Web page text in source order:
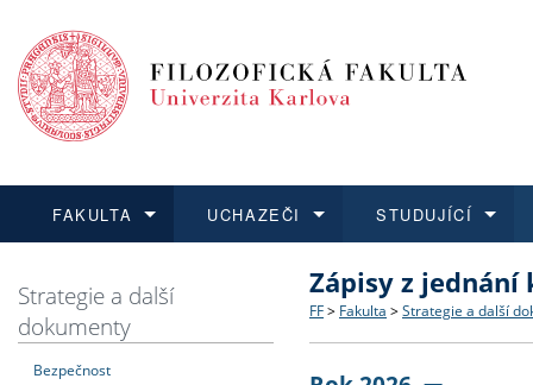
FAKULTA
Dozvědět se více
Struktura a historie
Strategie a další
UCHAZEČI
Podat přihlášku
Co studovat a jak se
Učitelské studijní
STUDUJÍCÍ
Dozvědět se více
Bakalářské a magisterské
Doktorské studium
Dozvědět se více
O vědě a výzkumu na FF
Akademické kvalifikace
Dozvědět se více
Aktuální nabídky a
Vyjíždějící studenti
Strategie a další
dokumenty
Bezpečnost
Zápisy z jednání
FF > Fakulta > Strategie a další